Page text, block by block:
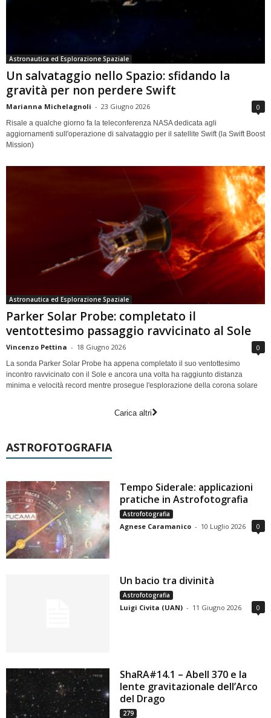
Astronautica ed Esplorazione Spaziale
Un salvataggio nello Spazio: sfidando la
gravità per non perdere Swift
Marianna Michelagnoli - 23 Giugno 2026 0
Risale a qualche giorno fa la teleconferenza NASA dedicata agli
aggiornamenti sull'operazione di salvataggio per il satellite Swift (la Swift Boost
Mission)
Astronautica ed Esplorazione Spaziale
Parker Solar Probe: completato il
ventottesimo passaggio ravvicinato al Sole
Vincenzo Pettina - 18 Giugno 2026 0
La sonda Parker Solar Probe ha appena completato il suo ventottesimo
incontro ravvicinato con il Sole e ancora una volta ha raggiunto distanza
minima e velocità record mentre prosegue l'esplorazione della corona solare
Carica altri
ASTROFOTOGRAFIA
Tempo Siderale: applicazioni
pratiche in Astrofotografia
Astrofotografia
Agnese Caramanico - 10 Luglio 2026 0
Un bacio tra divinità
Astrofotografia
Luigi Civita (UAN) - 11 Giugno 2026 0
ShaRA#14.1 – Abell 370 e la
lente gravitazionale dell’Arco
del Drago
279